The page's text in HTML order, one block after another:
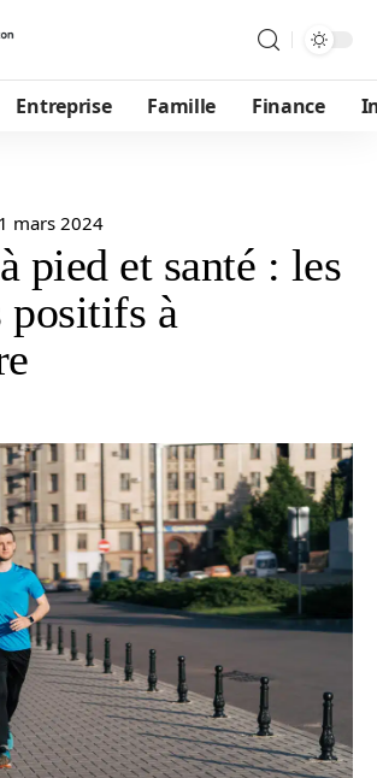
Entreprise Famille Finance
mars 2024
pied et santé : les
positifs à